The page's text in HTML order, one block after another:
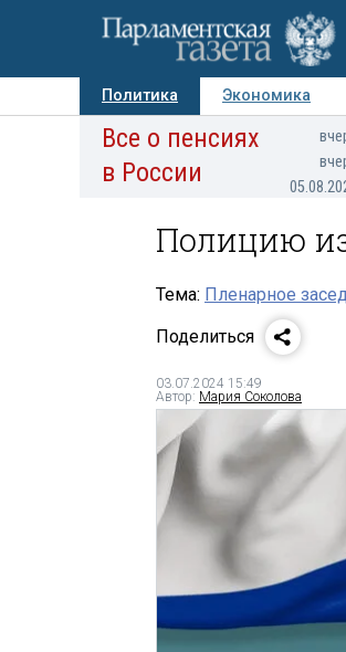
Политика Экономика
Авторы Персоны
Все о пенсиях
в России
Полицию
Тема: Пленарное
Поделиться
03.07.2024 15:49
Автор: Мария Соколова